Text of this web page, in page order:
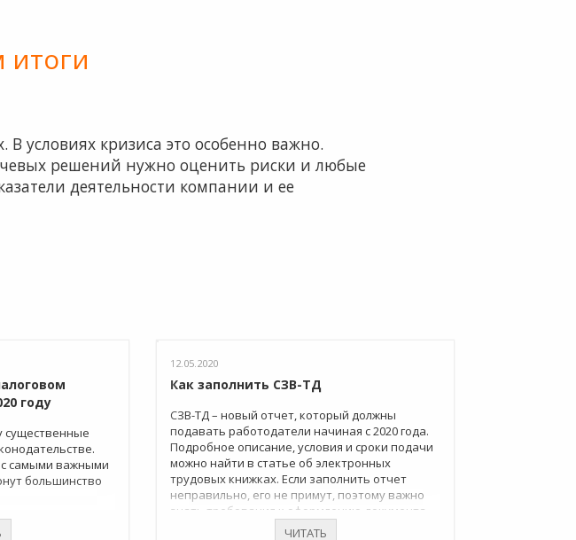
итоги
условиях кризиса это особенно важно.
решений нужно оценить риски и любые
деятельности компании и ее
году
существенные
самыми важными
большинство
12.05.2020
Как заполнить СЗВ-ТД
СЗВ-ТД – новый отчет, который должны
подавать работодатели начиная с 2020 года.
Подробное описание, условия и сроки подачи
можно найти в статье об электронных
трудовых книжках. Если заполнить отчет
неправильно, его не примут, поэтому важно
знать требования к оформлению документа.
Из этой статьи вы узнаете, как должен быть
ЧИТАТЬ